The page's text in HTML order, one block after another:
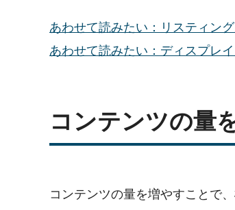
あわせて読みたい：リスティン
あわせて読みたい：ディスプレ
コンテンツの量
コンテンツの量を増やすことで